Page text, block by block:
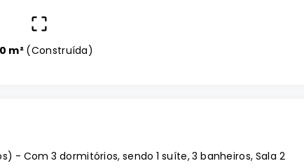
m² (Construída)
- Com 3 dormitórios, sendo 1 suíte, 3 banheiros, Sala 2